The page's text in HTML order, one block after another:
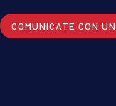
COMUNICATE CON